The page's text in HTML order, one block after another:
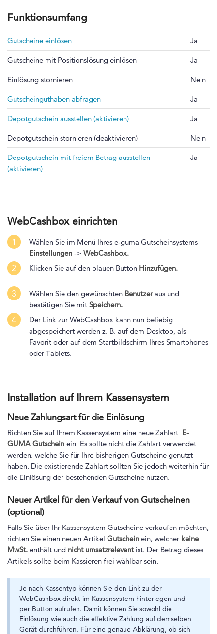
Funktionsumfang
Gutscheine einlösen Ja
Gutscheine mit Positionslösung einlösen Ja
Einlösung stornieren Nein
Gutscheinguthaben abfragen Ja
Depotgutschein ausstellen (aktivieren) Ja
Depotgutschein stornieren (deaktivieren) Nein
Depotgutschein mit freiem Betrag ausstellen
(aktivieren)
Ja
WebCashbox einrichten
1
Wählen Sie im Menü Ihres e-guma Gutscheinsystems
Einstellungen -> WebCashbox.
2 Klicken Sie auf den blauen Button Hinzufügen.
3 Wählen Sie den gewünschten Benutzeraus und
bestätigen Sie mit Speichern.
4
Der Link zur WebCashbox kann nun beliebig
abgespeichert werden z. B. auf dem Desktop, als
Favorit oder auf dem Startbildschirm Ihres Smartphones
oder Tablets.
Installation auf Ihrem Kassensystem
Neue Zahlungsart für die Einlösung
Richten Sie auf Ihrem Kassensystem eine neue Zahlart E-
GUMA Gutschein ein. Es sollte nicht die Zahlart verwendet
werden, welche Sie für Ihre bisherigen Gutscheine genutzt
haben. Die existierende Zahlart sollten Sie jedoch weiterhin für
die Einlösung der bestehenden Gutscheine nutzen.
Neuer Artikel für den Verkauf von Gutscheinen
(optional)
Falls Sie über Ihr Kassensystem Gutscheine verkaufen möchten,
richten Sie einen neuen Artikel Gutschein ein, welcher keine
MwSt. enthält und nicht umsatzrelevantist. Der Betrag dieses
Artikels sollte beim Kassieren frei wählbar sein.
Je nach Kassentyp können Sie den Link zu der
WebCashbox direkt im Kassensystem hinterlegen und
per Button aufrufen. Damit können Sie sowohl die
Einlösung wie auch die effektive Zahlung auf demselben
Gerät durchführen. Für eine genaue Abklärung, ob sich